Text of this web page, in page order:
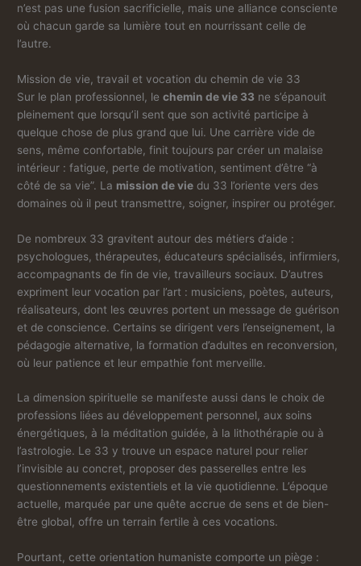
n’est pas une fusion sacrificielle, mais une alliance consciente
où chacun garde sa lumière tout en nourrissant celle de
l’autre.
Mission de vie, travail et vocation du chemin de vie 33
Sur le plan professionnel, lechemin de vie 33 ne s’épanouit
pleinement que lorsqu’il sent que son activité participe à
quelque chose de plus grand que lui. Une carrière vide de
sens, même confortable, finit toujours par créer un malaise
intérieur : fatigue, perte de motivation, sentiment d’être “à
côté de sa vie”. La mission de vie du 33 l’oriente vers des
domaines où il peut transmettre, soigner, inspirer ou protéger.
De nombreux 33 gravitent autour des métiers d’aide :
psychologues, thérapeutes, éducateurs spécialisés, infirmiers,
accompagnants de fin de vie, travailleurs sociaux. D’autres
expriment leur vocation par l’art : musiciens, poètes, auteurs,
réalisateurs, dont les œuvres portent un message de guérison
et de conscience. Certains se dirigent vers l’enseignement, la
pédagogie alternative, la formation d’adultes en reconversion,
où leur patience et leur empathie font merveille.
La dimension spirituelle se manifeste aussi dans le choix de
professions liées au développement personnel, aux soins
énergétiques, à la méditation guidée, à la lithothérapie ou à
l’astrologie. Le 33 y trouve un espace naturel pour relier
l’invisible au concret, proposer des passerelles entre les
questionnements existentiels et la vie quotidienne. L’époque
actuelle, marquée par une quête accrue de sens et de bien-
être global, offre un terrain fertile à ces vocations.
Pourtant, cette orientation humaniste comporte un piège :